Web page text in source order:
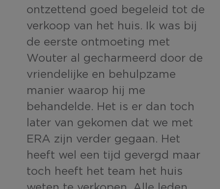
ontzettend goed begeleid tot de
verkoop van het huis. Ik was bij
de eerste ontmoeting met
Wouter al gecharmeerd door de
vriendelijke en behulpzame
manier waarop hij me
behandelde. Het is er dan toch
later van gekomen dat we met
ERA zijn verder gegaan. Het
heeft wel een tijd gevergd maar
toch heeft het team het huis